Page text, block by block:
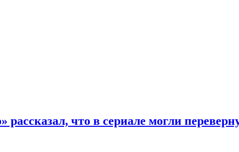
рассказал, что в сериале могли